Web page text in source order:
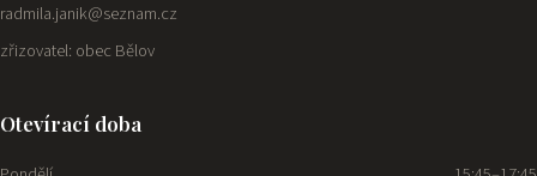
radmila.janik@seznam.cz
zřizovatel: obec Bělov
Otevírací doba